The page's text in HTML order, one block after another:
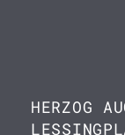
HERZOG